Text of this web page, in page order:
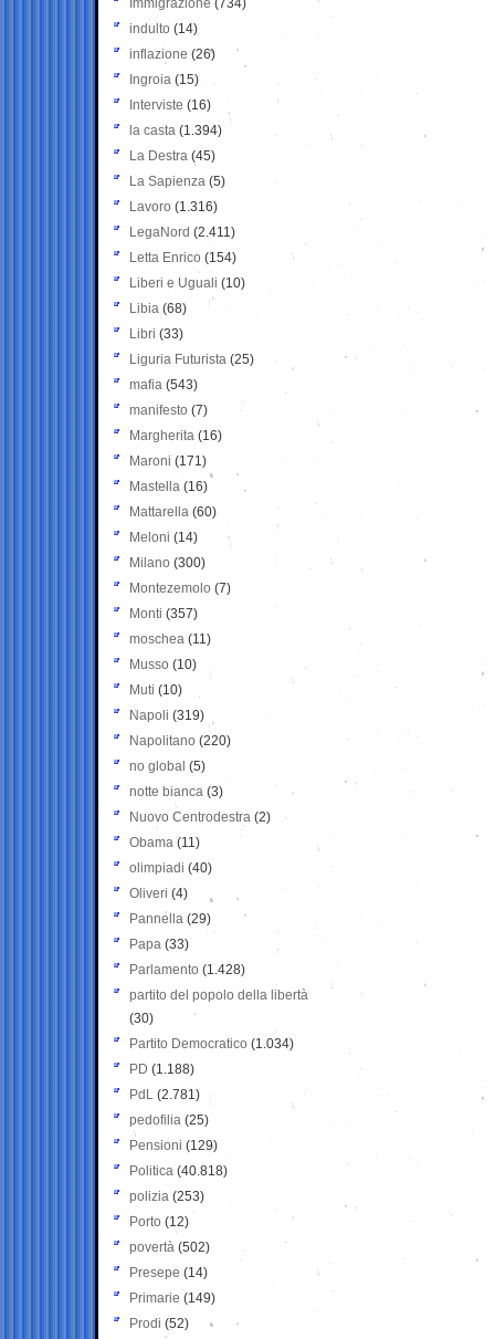
Immigrazione (734)
indulto (14)
inflazione (26)
Ingroia (15)
Interviste (16)
la casta (1.394)
La Destra (45)
La Sapienza (5)
Lavoro (1.316)
LegaNord (2.411)
Letta Enrico (154)
Liberi e Uguali (10)
Libia (68)
Libri (33)
Liguria Futurista (25)
mafia (543)
manifesto (7)
Margherita (16)
Maroni (171)
Mastella (16)
Mattarella (60)
Meloni (14)
Milano (300)
Montezemolo (7)
Monti (357)
moschea (11)
Musso (10)
Muti (10)
Napoli (319)
Napolitano (220)
no global (5)
notte bianca (3)
Nuovo Centrodestra (2)
Obama (11)
olimpiadi (40)
Oliveri (4)
Pannella (29)
Papa (33)
Parlamento (1.428)
partito del popolo della libertà
(30)
Partito Democratico (1.034)
PD (1.188)
PdL (2.781)
pedofilia (25)
Pensioni (129)
Politica (40.818)
polizia (253)
Porto (12)
povertà (502)
Presepe (14)
Primarie (149)
Prodi (52)